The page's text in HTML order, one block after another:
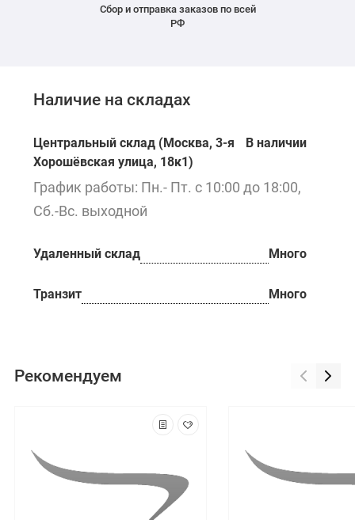
Сбор и отправка заказов по всей
РФ
Наличие на складах
Центральный склад (Москва, 3-я
Хорошёвская улица, 18к1)
В наличии
График работы: Пн.- Пт. с 10:00 до 18:00,
Сб.-Вс. выходной
Удаленный склад Много
Транзит Много
Рекомендуем